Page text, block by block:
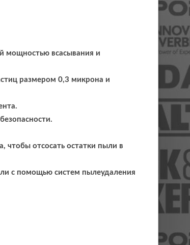
мощностью всасывания и
размером 0,3 микрона и
чтобы отсосать остатки пыли в
с помощью систем пылеудаления